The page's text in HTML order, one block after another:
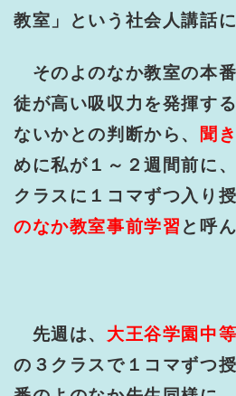
教室」という社会人講話に
そのよのなか教室の本
徒が高い吸収力を発揮す
ないかとの判断から、
聞
めに私が１～２週間前に
クラスに１コマずつ入り
のなか教室事前学習 と呼
先週は、 大王谷学園中
の３クラスで１コマずつ